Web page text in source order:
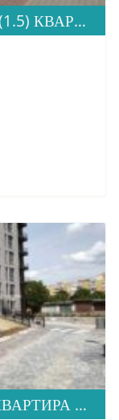
ПРОДАЄТЬСЯ ПІВТОРАШКА (1.5) КВАРТИРА З ІДЕАЛЬНОЮ ЛОКАЦІЄЮ, ЖК HOME
ПРОДАЄТЬСЯ 2-КІМНАТНА КВАРТИРА В М. УЖГОРОД, ВУЛ. ТЛЕХАСА 19, ЖК “WEST TOWERS”